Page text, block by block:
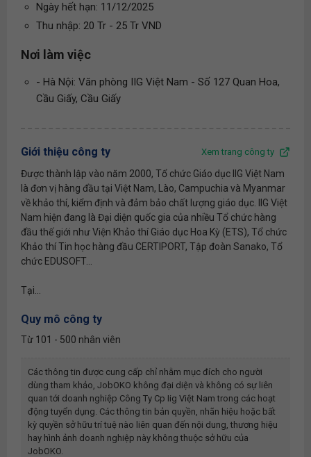
Ngày hết hạn: 11/12/2025
Thu nhập: 20 Tr - 25 Tr VND
Nơi làm việc
- Hà Nội: Văn phòng IIG Việt Nam - Số 127 Quan Hoa,
Cầu Giấy, Cầu Giấy
Giới thiệu công ty Xem trang công ty
Được thành lập vào năm 2000, Tổ chức Giáo dục IIG Việt Nam
là đơn vị hàng đầu tại Việt Nam, Lào, Campuchia và Myanmar
về khảo thí, kiểm định và đảm bảo chất lượng giáo dục. IIG Việt
Nam hiện đang là Đại diện quốc gia của nhiều Tổ chức hàng
đầu thế giới như Viện Khảo thí Giáo dục Hoa Kỳ (ETS), Tổ chức
Khảo thí Tin học hàng đầu CERTIPORT, Tập đoàn Sanako, Tổ
chức EDUSOFT...
Tại...
Quy mô công ty
Từ 101 - 500 nhân viên
Các thông tin được cung cấp chỉ nhằm mục đích cho người
dùng tham khảo, JobOKO không đại diện và không có sự liên
quan tới doanh nghiệp Công Ty Cp Iig Việt Nam trong các hoạt
động tuyển dụng. Các thông tin bản quyền, nhãn hiệu hoặc bất
kỳ quyền sở hữu trí tuệ nào liên quan đến nội dung, thương hiệu
hay hình ảnh doanh nghiệp này không thuộc sở hữu của
JobOKO.